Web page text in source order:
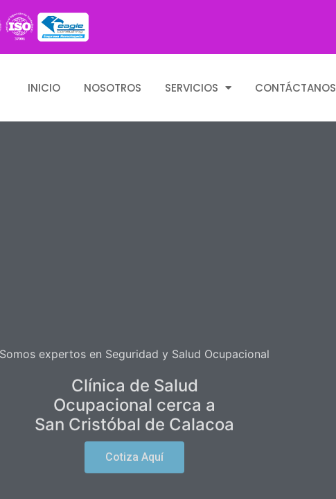
INICIO NOSOTROS SERVICIOS CONTÁCTANOS
Somos expertos en Seguridad y Salud Ocupacional
Clínica de Salud
Ocupacional cerca a
San Cristóbal de Calacoa
Cotiza Aquí